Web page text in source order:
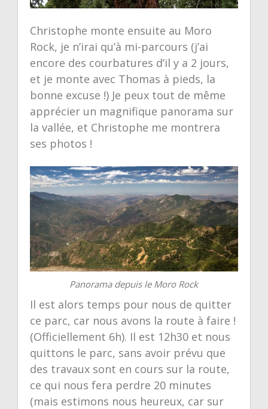
Christophe monte ensuite au Moro
Rock, je n’irai qu’à mi-parcours (j’ai
encore des courbatures d’il y a 2 jours,
et je monte avec Thomas à pieds, la
bonne excuse !) Je peux tout de même
apprécier un magnifique panorama sur
la vallée, et Christophe me montrera
ses photos !
Panorama depuis le Moro Rock
Il est alors temps pour nous de quitter
ce parc, car nous avons la route à faire !
(Officiellement 6h). Il est 12h30 et nous
quittons le parc, sans avoir prévu que
des travaux sont en cours sur la route,
ce qui nous fera perdre 20 minutes
(mais estimons nous heureux, car sur